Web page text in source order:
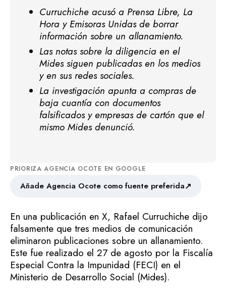
Curruchiche acusó a Prensa Libre, La
Hora y Emisoras Unidas de borrar
información sobre un allanamiento.
Las notas sobre la diligencia en el
Mides siguen publicadas en los medios
y en sus redes sociales.
La investigación apunta a compras de
baja cuantía con documentos
falsificados y empresas de cartón que el
mismo Mides denunció.
PRIORIZA AGENCIA OCOTE EN GOOGLE
Añade Agencia Ocote como fuente preferida↗
En una publicación en X, Rafael Curruchiche dijo
falsamente que tres medios de comunicación
eliminaron publicaciones sobre un allanamiento.
Este fue realizado el 27 de agosto por la Fiscalía
Especial Contra la Impunidad (FECI) en el
Ministerio de Desarrollo Social (Mides).